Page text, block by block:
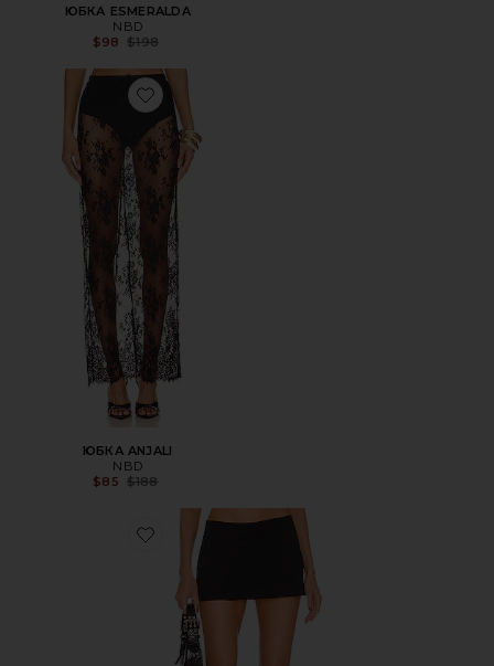
ЮБКА ESMERALDA
NBD
$98 Previous price:
$198
Favorite ЮБКА ANJALI
ЮБКА ANJALI
NBD
$85 Previous price:
$188
Favorite ЮБКА МИНИ